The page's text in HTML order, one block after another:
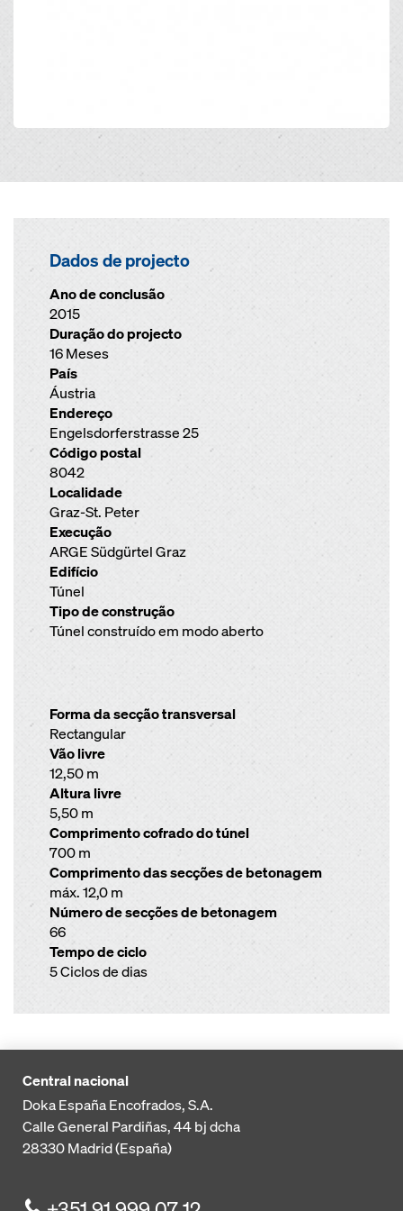
Dados de projecto
Ano de conclusão
2015
Duração do projecto
16 Meses
País
Áustria
Endereço
Engelsdorferstrasse 25
Código postal
8042
Localidade
Graz-St. Peter
Execução
ARGE Südgürtel Graz
Edifício
Túnel
Tipo de construção
Túnel construído em modo aberto
Forma da secção transversal
Rectangular
Vão livre
12,50 m
Altura livre
5,50 m
Comprimento cofrado do túnel
700 m
Comprimento das secções de betonagem
máx. 12,0 m
Número de secções de betonagem
66
Tempo de ciclo
5 Ciclos de dias
Central nacional
Doka España Encofrados, S.A.
Calle General Pardiñas, 44 bj dcha
28330Madrid (España)